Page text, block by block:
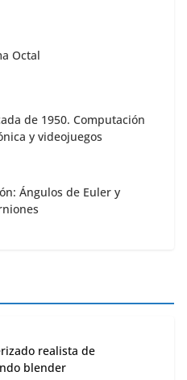
Octal
de 1950. Computación
y videojuegos
Ángulos de Euler y
realista de
blender